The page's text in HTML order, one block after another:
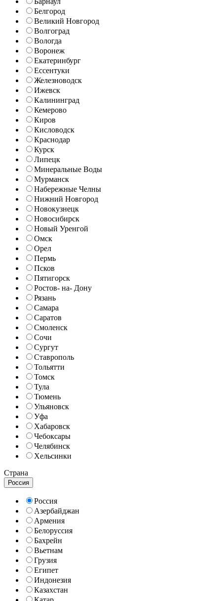
Белгород
Великий Новгород
Волгоград
Вологда
Воронеж
Екатеринбург
Ессентуки
Железноводск
Ижевск
Калининград
Кемерово
Киров
Кисловодск
Краснодар
Курск
Липецк
Минеральные Воды
Мурманск
Набережные Челны
Нижний Новгород
Новокузнецк
Новосибирск
Новый Уренгой
Омск
Орел
Пермь
Псков
Пятигорск
Ростов- на- Дону
Рязань
Самара
Саратов
Смоленск
Сочи
Сургут
Ставрополь
Тольятти
Томск
Тула
Тюмень
Ульяновск
Уфа
Хабаровск
Чебоксары
Челябинск
Хельсинки
Страна
Россия
Россия
Азербайджан
Армения
Белоруссия
Бахрейн
Вьетнам
Грузия
Египет
Индонезия
Казахстан